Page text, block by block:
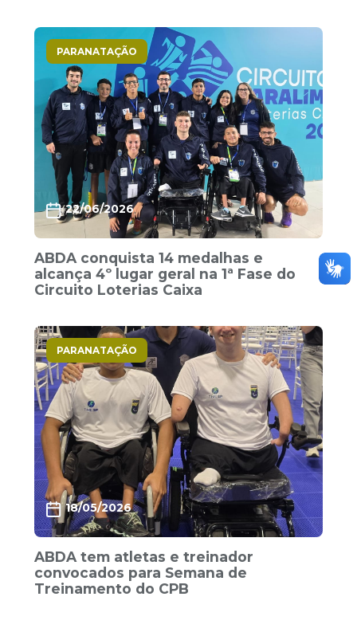
PARANATAÇÃO
22/06/2026
ABDA conquista 14 medalhas e
alcança 4º lugar geral na 1ª Fase do
Circuito Loterias Caixa
PARANATAÇÃO
18/05/2026
ABDA tem atletas e treinador
convocados para Semana de
Treinamento do CPB